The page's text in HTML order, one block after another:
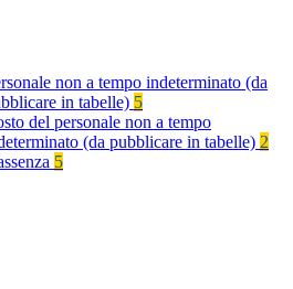
non a tempo indeterminato (da
in tabelle) 5
del personale non a tempo
(da pubblicare in tabelle) 2
5